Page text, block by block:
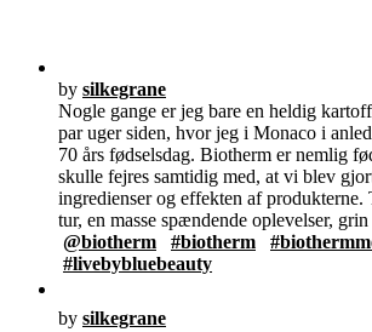
by silkegrane
Nogle gange er jeg bare en heldig
par uger siden, hvor jeg i Monaco i
70 års fødselsdag. Biotherm er nemlig
skulle fejres samtidig med, at vi blev
ingredienser og effekten af produkterne.
tur, en masse spændende oplevelser,
@biotherm
#biotherm
#livebybluebeauty
by silkegrane